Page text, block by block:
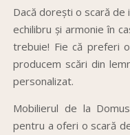
Dacă dorești o scară
echilibru și armonie în
trebuie! Fie că preferi
producem scări din
personalizat.
Mobilierul de la
pentru a oferi o scară